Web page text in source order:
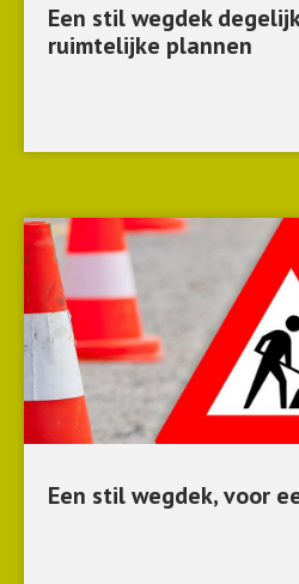
Een stil wegdek
ruimtelijke plannen
Een stil wegdek, voor